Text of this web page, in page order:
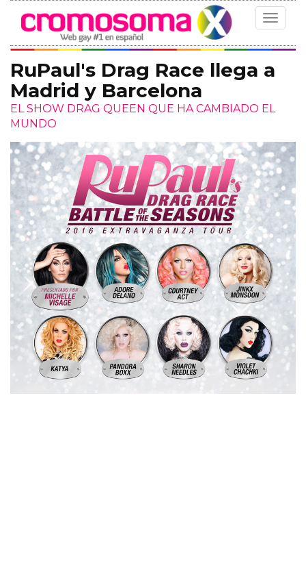
Toggle
RuPaul's Drag Race llega a
Madrid y Barcelona
EL SHOW DRAG QUEEN QUE HA CAMBIADO EL
MUNDO